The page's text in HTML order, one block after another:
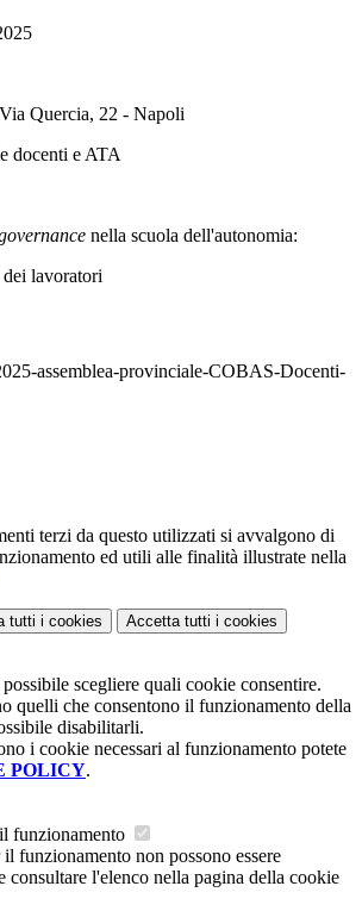
Quercia, 22 - Napoli
docenti e ATA
nella scuola dell'autonomia:
lavoratori
assemblea-provinciale-COBAS-Docenti-
terzi da questo utilizzati si avvalgono di
ed utili alle finalità illustrate nella
tutti i cookies Accetta tutti i cookies
scegliere quali cookie consentire.
quelli che consentono il funzionamento della
disabilitarli.
i cookie necessari al funzionamento potete
POLICY.
funzionamento
funzionamento non possono essere
consultare l'elenco nella pagina della cookie